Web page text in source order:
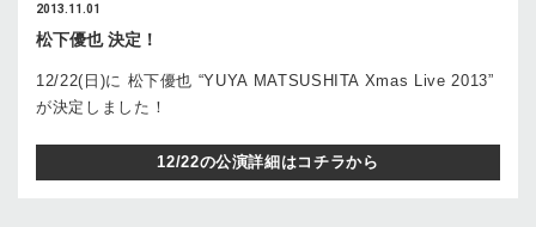
2013.11.01
松下優也 決定！
12/22(日)に 松下優也 “YUYA MATSUSHITA Xmas Live 2013”
が決定しました！
12/22の公演詳細はコチラから